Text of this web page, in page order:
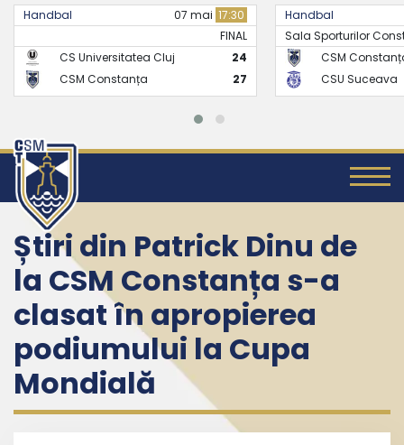
Handbal 21 mai 17:30
FINAL
CSM Constanța
26
CSU Suceava
24
Handbal
CS
CSM
Știri din Patrick Dinu de
la CSM Constanța s-a
clasat în apropierea
podiumului la Cupa
Mondială